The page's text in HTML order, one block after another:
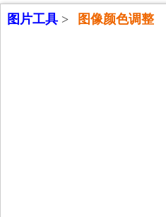
图片工具 > 图像颜色调整